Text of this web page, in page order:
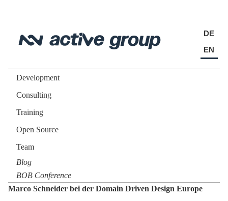
DE
EN
Development
Consulting
Training
Open Source
Team
Blog
BOB Conference
Marco Schneider bei der Domain Driven Design Europe